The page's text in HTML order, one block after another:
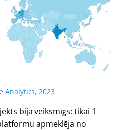
Analytics, 2023
bija veiksmīgs: tikai 1
apmeklēja no